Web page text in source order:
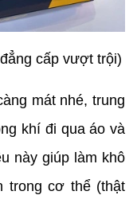
cấp vượt trội)
mát nhé, trung
khí đi qua áo và
này giúp làm khô
trong cơ thể (thật